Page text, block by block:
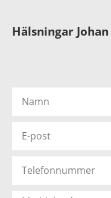
Hälsningar